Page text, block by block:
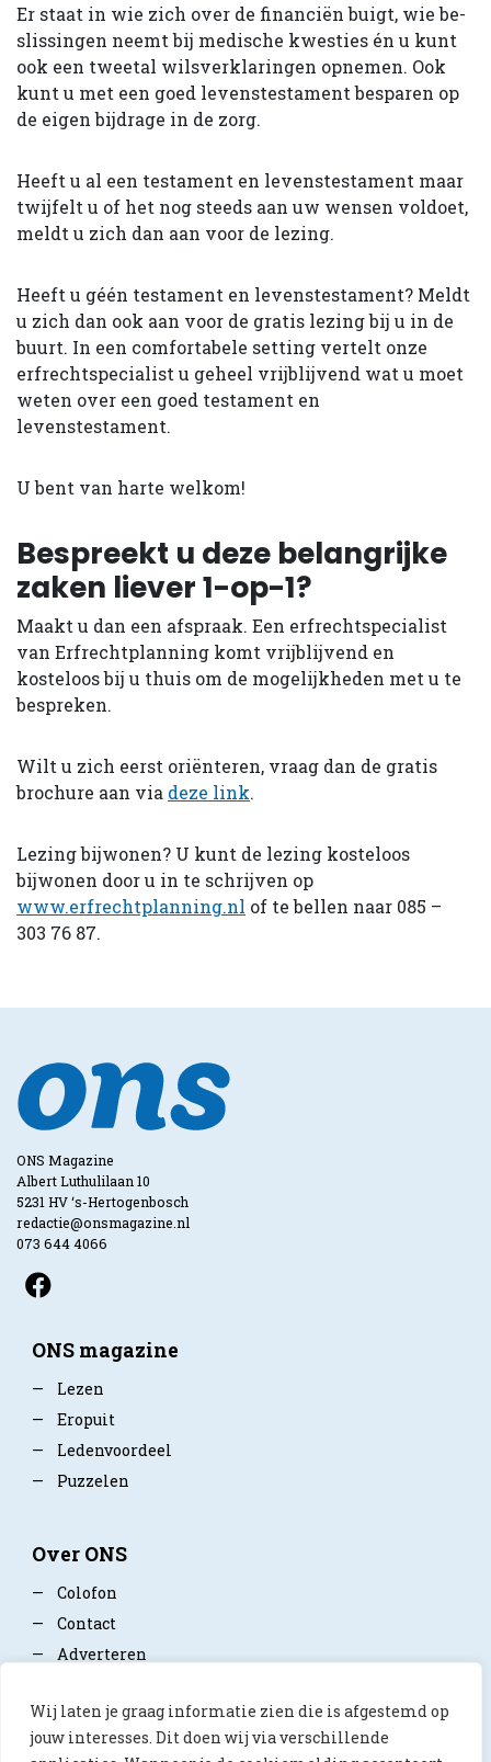
Wij laten je graag informatie zien die is afgestemd op
jouw interesses. Dit doen wij via verschillende
Er staat in wie zich over de financiën buigt, wie be­
slissingen neemt bij medische kwesties én u kunt
ook een tweetal wilsverklarin­gen opnemen. Ook
kunt u met een goed levenstestament besparen op
de eigen bijdrage in de zorg.
Heeft u al een testament en levenstestament maar
twijfelt u of het nog steeds aan uw wensen voldoet,
meldt u zich dan aan voor de lezing.
Heeft u géén testament en levenstesta­ment? Meldt
u zich dan ook aan voor de gratis lezing bij u in de
buurt. In een comfortabele setting vertelt onze
erfrechtspecialist u geheel vrijblij­vend wat u moet
weten over een goed testament en
levenstestament.
U bent van harte welkom!
Bespreekt u deze belangrijke
zaken liever 1-op-1?
Maakt u dan een afspraak. Een erf­rechtspecialist
van Erfrechtplanning komt vrijblijvend en
kosteloos bij u thuis om de mogelijkheden met u te
bespreken.
Wilt u zich eerst oriënteren, vraag dan de gratis
brochure aan via deze link.
Lezing bijwonen? U kunt de lezing kosteloos
bijwonen door u in te schrijven op
www.erfrechtplanning.nl of te bellen naar 085 –
303 76 87.
ONS Magazine
Albert Luthulilaan 10
5231 HV ‘s-Hertogenbosch
redactie@onsmagazine.nl
073 644 4066
ONS magazine
—
Lezen
—
Eropuit
—
Ledenvoordeel
—
Puzzelen
Over ONS
—
Colofon
—
Contact
—
Adverteren
—Privacy policy